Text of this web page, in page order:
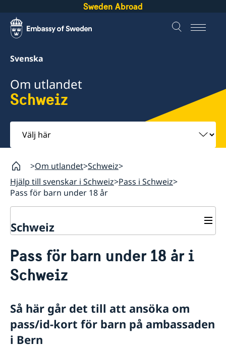
Sweden Abroad
Svenska
Om utlandet
Schweiz
Välj
här
Om utlandet Schweiz
Hjälp till svenskar i Schweiz Pass i Schweiz
Pass för barn under 18 år
Schweiz
Hjälp till svenskar i Schweiz
Rösta i Schweiz
Pass för vuxna
Pass för barn under 18 år
Första passet - Samordningsnummer
Nationellt ID-kort
Pass för barn under 18 år i
Schweiz
Så här går det till att ansöka om
pass/id-kort för barn på ambassaden
i Bern